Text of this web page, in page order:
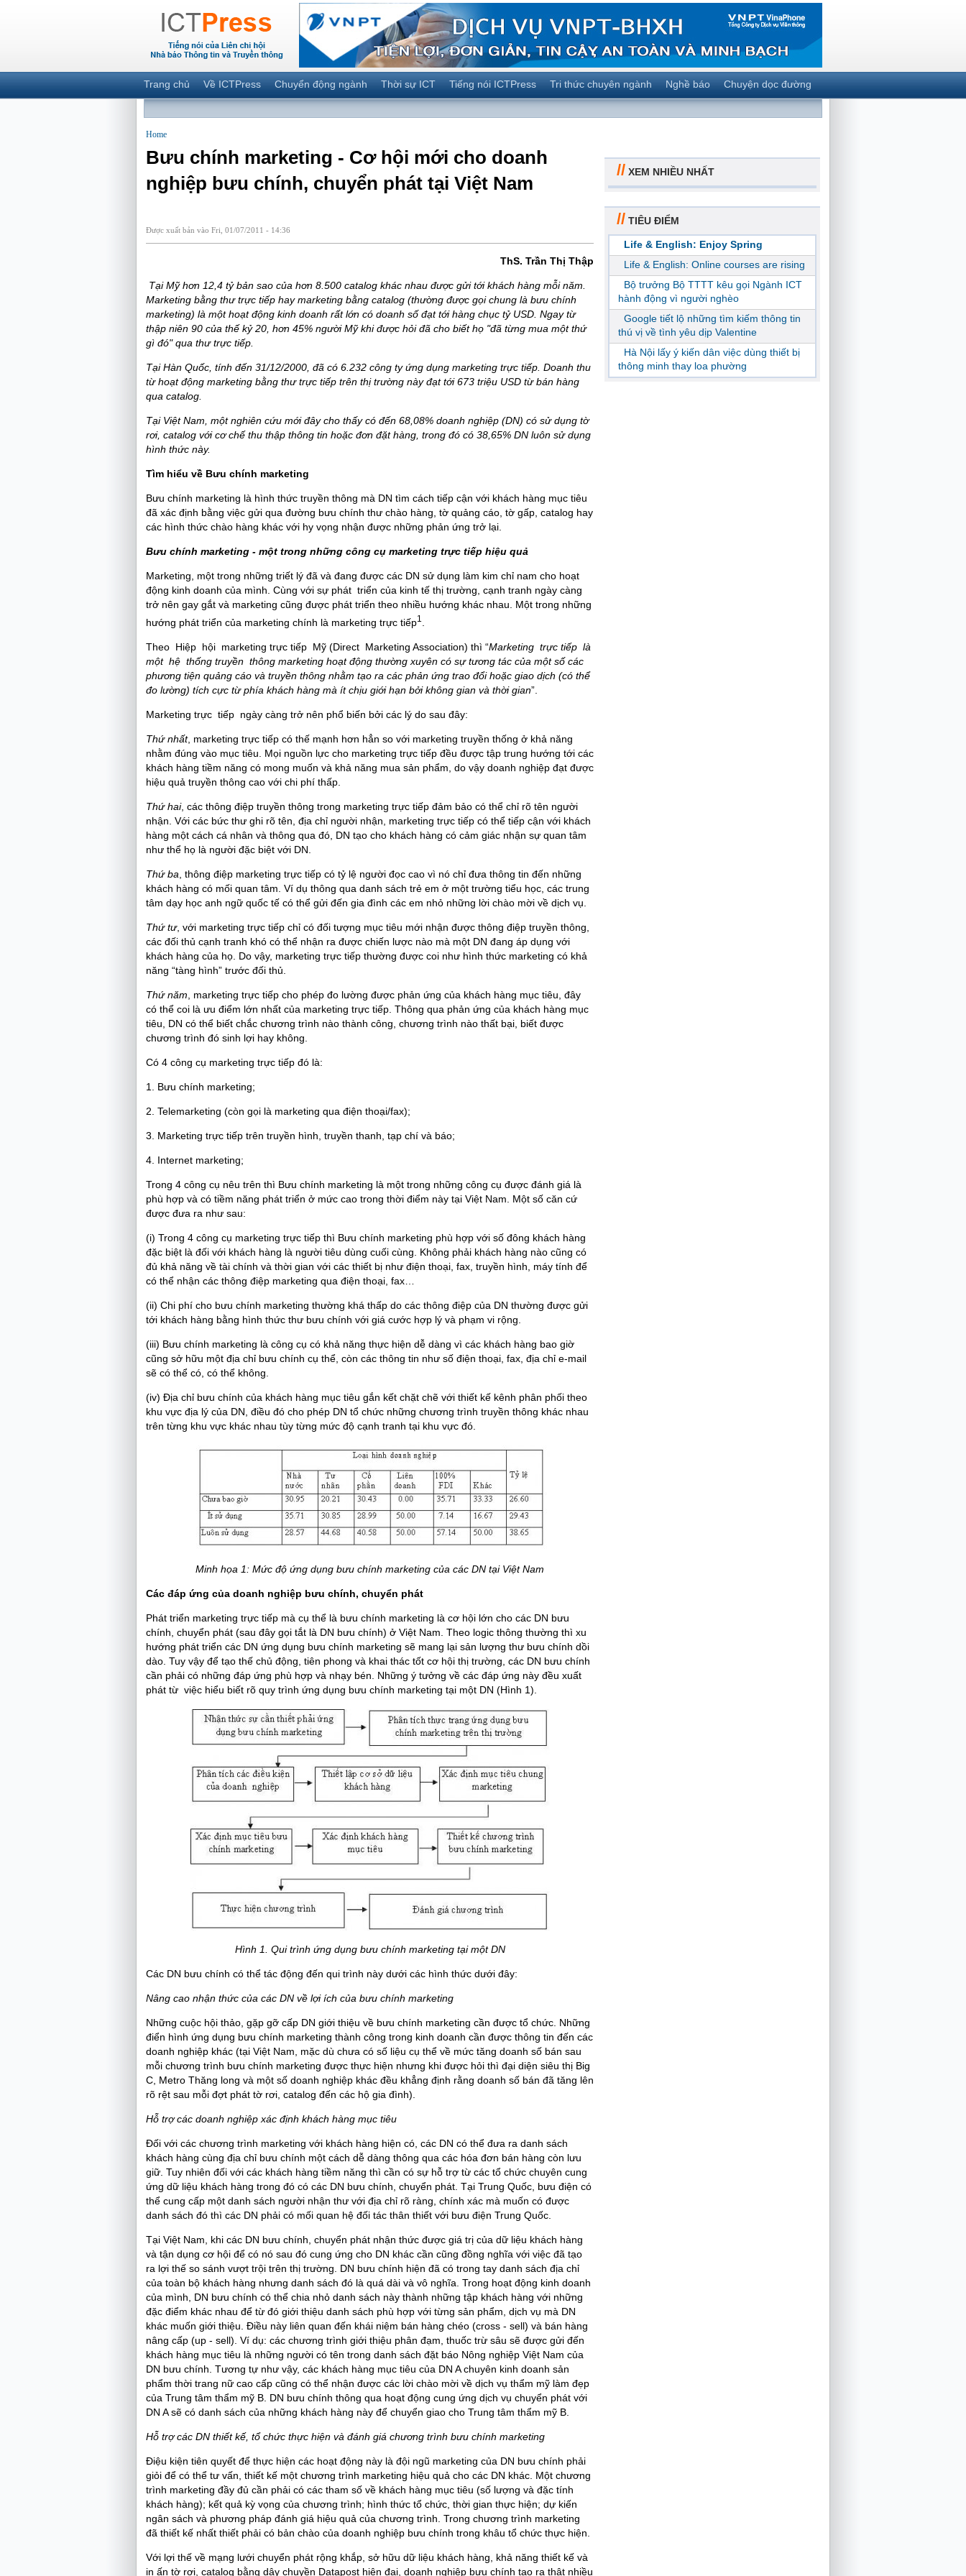
Trang chủ Về ICTPress Chuyển động ngành Thời sự ICT Tiếng nói ICTPress Tri thức chuyên ngành Nghề báo Chuyện dọc đường
Home
Bưu chính marketing - Cơ hội mới cho doanh
nghiệp bưu chính, chuyển phát tại Việt Nam
Được xuất bản vào Fri, 01/07/2011 - 14:36
ThS. Trần Thị Thập
Tại Mỹ hơn 12,4 tỷ bản sao của hơn 8.500 catalog khác nhau được gửi tới khách hàng mỗi năm.
Marketing bằng thư trực tiếp hay marketing bằng catalog (thường được gọi chung là bưu chính
marketing) là một hoạt động kinh doanh rất lớn có doanh số đạt tới hàng chục tỷ USD. Ngay từ
thập niên 90 của thế kỷ 20, hơn 45% người Mỹ khi được hỏi đã cho biết họ "đã từng mua một thứ
gì đó" qua thư trực tiếp.
Tại Hàn Quốc, tính đến 31/12/2000, đã có 6.232 công ty ứng dụng marketing trực tiếp. Doanh thu
từ hoạt động marketing bằng thư trực tiếp trên thị trường này đạt tới 673 triệu USD từ bán hàng
qua catalog.
Tại Việt Nam, một nghiên cứu mới đây cho thấy có đến 68,08% doanh nghiệp (DN) có sử dụng tờ
rơi, catalog với cơ chế thu thập thông tin hoặc đơn đặt hàng, trong đó có 38,65% DN luôn sử dụng
hình thức này.
Tìm hiểu về Bưu chính marketing
Bưu chính marketing là hình thức truyền thông mà DN tìm cách tiếp cận với khách hàng mục tiêu
đã xác định bằng việc gửi qua đường bưu chính thư chào hàng, tờ quảng cáo, tờ gấp, catalog hay
các hình thức chào hàng khác với hy vọng nhận được những phản ứng trở lại.
Bưu chính marketing - một trong những công cụ marketing trực tiếp hiệu quả
Marketing, một trong những triết lý đã và đang được các DN sử dụng làm kim chỉ nam cho hoạt
động kinh doanh của mình. Cùng với sự phát triển của kinh tế thị trường, cạnh tranh ngày càng
trở nên gay gắt và marketing cũng được phát triển theo nhiều hướng khác nhau. Một trong những
hướng phát triển của marketing chính là marketing trực tiếp1
Theo Hiệp hội marketing trực tiếp Mỹ (Direct Marketing Association) thì “Marketing trực tiếp là
một hệ thống truyền thông marketing hoạt động thường xuyên có sự tương tác của một số các
phương tiện quảng cáo và truyền thông nhằm tạo ra các phản ứng trao đổi hoặc giao dịch (có thể
đo lường) tích cực từ phía khách hàng mà ít chịu giới hạn bởi không gian và thời gian”.
Marketing trực tiếp ngày càng trở nên phổ biến bởi các lý do sau đây:
Thứ nhất, marketing trực tiếp có thế mạnh hơn hẳn so với marketing truyền thống ở khả năng
nhằm đúng vào mục tiêu. Mọi nguồn lực cho marketing trực tiếp đều được tập trung hướng tới các
khách hàng tiềm năng có mong muốn và khả năng mua sản phẩm, do vậy doanh nghiệp đạt được
hiệu quả truyền thông cao với chi phí thấp.
Thứ hai, các thông điệp truyền thông trong marketing trực tiếp đảm bảo có thể chỉ rõ tên người
nhận. Với các bức thư ghi rõ tên, địa chỉ người nhận, marketing trực tiếp có thể tiếp cận với khách
hàng một cách cá nhân và thông qua đó, DN tạo cho khách hàng có cảm giác nhận sự quan tâm
như thể họ là người đặc biệt với DN.
Thứ ba , thông điệp marketing trực tiếp có tỷ lệ người đọc cao vì nó chỉ đưa thông tin đến những
khách hàng có mối quan tâm. Ví dụ thông qua danh sách trẻ em ở một trường tiểu học, các trung
tâm dạy học anh ngữ quốc tế có thể gửi đến gia đình các em nhỏ những lời chào mời về dịch vụ.
Thứ tư, với marketing trực tiếp chỉ có đối tượng mục tiêu mới nhận được thông điệp truyền thông,
các đối thủ cạnh tranh khó có thể nhận ra được chiến lược nào mà một DN đang áp dụng với
khách hàng của họ. Do vậy, marketing trực tiếp thường được coi như hình thức marketing có khả
năng “tàng hình” trước đối thủ.
Thứ năm , marketing trực tiếp cho phép đo lường được phản ứng của khách hàng mục tiêu, đây
có thể coi là ưu điểm lớn nhất của marketing trực tiếp. Thông qua phản ứng của khách hàng mục
tiêu, DN có thể biết chắc chương trình nào thành công, chương trình nào thất bại, biết được
chương trình đó sinh lợi hay không.
Có 4 công cụ marketing trực tiếp đó là:
1. Bưu chính marketing;
2. Telemarketing (còn gọi là marketing qua điện thoại/fax);
3. Marketing trực tiếp trên truyền hình, truyền thanh, tạp chí và báo;
4. Internet marketing;
Trong 4 công cụ nêu trên thì Bưu chính marketing là một trong những công cụ được đánh giá là
phù hợp và có tiềm năng phát triển ở mức cao trong thời điểm này tại Việt Nam. Một số căn cứ
được đưa ra như sau:
(i) Trong 4 công cụ marketing trực tiếp thì Bưu chính marketing phù hợp với số đông khách hàng
đặc biệt là đối với khách hàng là người tiêu dùng cuối cùng. Không phải khách hàng nào cũng có
đủ khả năng về tài chính và thời gian với các thiết bị như điện thoại, fax, truyền hình, máy tính để
có thể nhận các thông điệp marketing qua điện thoại, fax…
(ii) Chi phí cho bưu chính marketing thường khá thấp do các thông điệp của DN thường được gửi
tới khách hàng bằng hình thức thư bưu chính với giá cước hợp lý và phạm vi rộng.
(iii) Bưu chính marketing là công cụ có khả năng thực hiện dễ dàng vì các khách hàng bao giờ
cũng sở hữu một địa chỉ bưu chính cụ thể, còn các thông tin như số điện thoại, fax, địa chỉ e-mail
sẽ có thể có, có thể không.
(iv) Địa chỉ bưu chính của khách hàng mục tiêu gắn kết chặt chẽ với thiết kế kênh phân phối theo
khu vực địa lý của DN, điều đó cho phép DN tổ chức những chương trình truyền thông khác nhau
trên từng khu vực khác nhau tùy từng mức độ cạnh tranh tại khu vực đó.
Minh họa 1: Mức độ ứng dụng bưu chính marketing của các DN tại Việt Nam
Các đáp ứng của doanh nghiệp bưu chính, chuyển phát
Phát triển marketing trực tiếp mà cụ thể là bưu chính marketing là cơ hội lớn cho các DN bưu
chính, chuyển phát (sau đây gọi tắt là DN bưu chính) ở Việt Nam. Theo logic thông thường thì xu
hướng phát triển các DN ứng dụng bưu chính marketing sẽ mang lại sản lượng thư bưu chính dồi
dào. Tuy vậy để tạo thế chủ động, tiên phong và khai thác tốt cơ hội thị trường, các DN bưu chính
cần phải có những đáp ứng phù hợp và nhạy bén. Những ý tưởng về các đáp ứng này đều xuất
phát từ việc hiểu biết rõ quy trình ứng dụng bưu chính marketing tại một DN (Hình 1).
Hình 1. Qui trình ứng dụng bưu chính marketing tại một DN
Các DN bưu chính có thể tác động đến qui trình này dưới các hình thức dưới đây:
Nâng cao nhận thức của các DN về lợi ích của bưu chính marketing
Những cuộc hội thảo, gặp gỡ cấp DN giới thiệu về bưu chính marketing cần được tổ chức. Những
điển hình ứng dụng bưu chính marketing thành công trong kinh doanh cần được thông tin đến các
doanh nghiệp khác (tại Việt Nam, mặc dù chưa có số liệu cụ thể về mức tăng doanh số bán sau
mỗi chương trình bưu chính marketing được thực hiện nhưng khi được hỏi thì đại diện siêu thị Big
C, Metro Thăng long và một số doanh nghiệp khác đều khẳng định rằng doanh số bán đã tăng lên
rõ rệt sau mỗi đợt phát tờ rơi, catalog đến các hộ gia đình).
Hỗ trợ các doanh nghiệp xác định khách hàng mục tiêu
Đối với các chương trình marketing với khách hàng hiện có, các DN có thể đưa ra danh sách
khách hàng cùng địa chỉ bưu chính một cách dễ dàng thông qua các hóa đơn bán hàng còn lưu
giữ. Tuy nhiên đối với các khách hàng tiềm năng thì cần có sự hỗ trợ từ các tổ chức chuyên cung
ứng dữ liệu khách hàng trong đó có các DN bưu chính, chuyển phát. Tại Trung Quốc, bưu điện có
thể cung cấp một danh sách người nhận thư với địa chỉ rõ ràng, chính xác mà muốn có được
danh sách đó thì các DN phải có mối quan hệ đối tác thân thiết với bưu điện Trung Quốc.
Tại Việt Nam, khi các DN bưu chính, chuyển phát nhận thức được giá trị của dữ liệu khách hàng
và tận dụng cơ hội để có nó sau đó cung ứng cho DN khác cần cũng đồng nghĩa với việc đã tạo
ra lợi thế so sánh vượt trội trên thị trường. DN bưu chính hiện đã có trong tay danh sách địa chỉ
của toàn bộ khách hàng nhưng danh sách đó là quá dài và vô nghĩa. Trong hoạt động kinh doanh
của mình, DN bưu chính có thể chia nhỏ danh sách này thành những tập khách hàng với những
đặc điểm khác nhau để từ đó giới thiệu danh sách phù hợp với từng sản phẩm, dịch vụ mà DN
khác muốn giới thiệu. Điều này liên quan đến khái niệm bán hàng chéo (cross - sell) và bán hàng
nâng cấp (up - sell). Ví dụ: các chương trình giới thiệu phân đạm, thuốc trừ sâu sẽ được gửi đến
khách hàng mục tiêu là những người có tên trong danh sách đặt báo Nông nghiệp Việt Nam của
DN bưu chính. Tương tự như vậy, các khách hàng mục tiêu của DN A chuyên kinh doanh sản
phẩm thời trang nữ cao cấp cũng có thể nhận được các lời chào mời về dịch vụ thẩm mỹ làm đẹp
của Trung tâm thẩm mỹ B. DN bưu chính thông qua hoạt động cung ứng dịch vụ chuyển phát với
DN A sẽ có danh sách của những khách hàng này để chuyển giao cho Trung tâm thẩm mỹ B.
Hỗ trợ các DN thiết kế, tổ chức thực hiện và đánh giá chương trình bưu chính marketing
Điệu kiện tiên quyết để thực hiện các hoạt động này là đội ngũ marketing của DN bưu chính phải
giỏi để có thể tư vấn, thiết kế một chương trình marketing hiệu quả cho các DN khác. Một chương
trình marketing đầy đủ cần phải có các tham số về khách hàng mục tiêu (số lượng và đặc tính
khách hàng); kết quả kỳ vọng của chương trình; hình thức tổ chức, thời gian thực hiện; dự kiến
ngân sách và phương pháp đánh giá hiệu quả của chương trình. Trong chương trình marketing
đã thiết kế nhất thiết phải có bản chào của doanh nghiệp bưu chính trong khâu tổ chức thực hiện.
Với lợi thế về mạng lưới chuyển phát rộng khắp, sở hữu dữ liệu khách hàng, khả năng thiết kế và
in ấn tờ rơi, catalog bằng dây chuyền Datapost hiện đại, doanh nghiệp bưu chính tạo ra thật nhiều
// XEM NHIỀU NHẤT
// TIÊU ĐIỂM
Life & English: Enjoy Spring
Life & English: Online courses are rising
Bộ trưởng Bộ TTTT kêu gọi Ngành ICT
hành động vì người nghèo
Google tiết lộ những tìm kiếm thông tin
thú vị về tình yêu dịp Valentine
Hà Nội lấy ý kiến dân việc dùng thiết bị
thông minh thay loa phường